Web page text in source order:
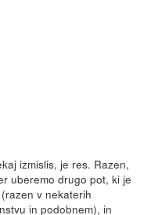
izmislis, je res. Razen,
uberemo drugo pot, ki je
v nekaterih
in podobnem), in